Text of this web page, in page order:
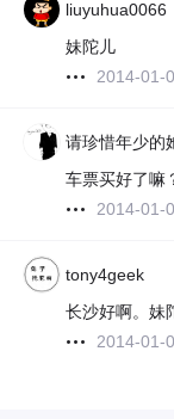
liuyuhua0066
妹陀儿
2014-01-
请珍惜年少的
车票买好了嘛
2014-01-
tony4geek
长沙好啊。妹
2014-01-